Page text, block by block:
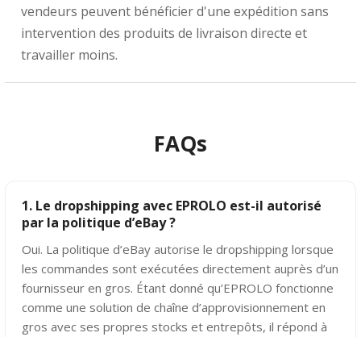
vendeurs peuvent bénéficier d'une expédition sans
intervention des produits de livraison directe et
travailler moins.
FAQs
1. Le dropshipping avec EPROLO est-il autorisé
par la politique d’eBay ?
Oui. La politique d’eBay autorise le dropshipping lorsque
les commandes sont exécutées directement auprès d’un
fournisseur en gros. Étant donné qu’EPROLO fonctionne
comme une solution de chaîne d’approvisionnement en
gros avec ses propres stocks et entrepôts, il répond à